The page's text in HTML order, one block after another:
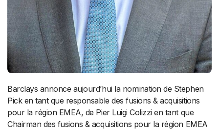
Barclays annonce aujourd’hui la nomination de Stephen
Pick en tant que responsable des fusions & acquisitions
pour la région EMEA, de Pier Luigi Colizzi en tant que
Chairman des fusions & acquisitions pour la région EMEA